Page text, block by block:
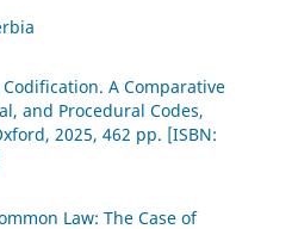
A Comparative
and Procedural Codes,
2025, 462 pp. [ISBN:
Law: The Case of